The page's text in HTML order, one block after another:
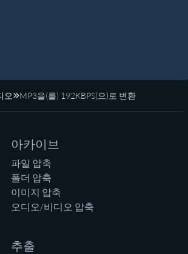
오 MP3을(를) 192KBPS(으)로 변환
아카이브
파일 압축
폴더 압축
이미지 압축
오디오/비디오 압축
추출